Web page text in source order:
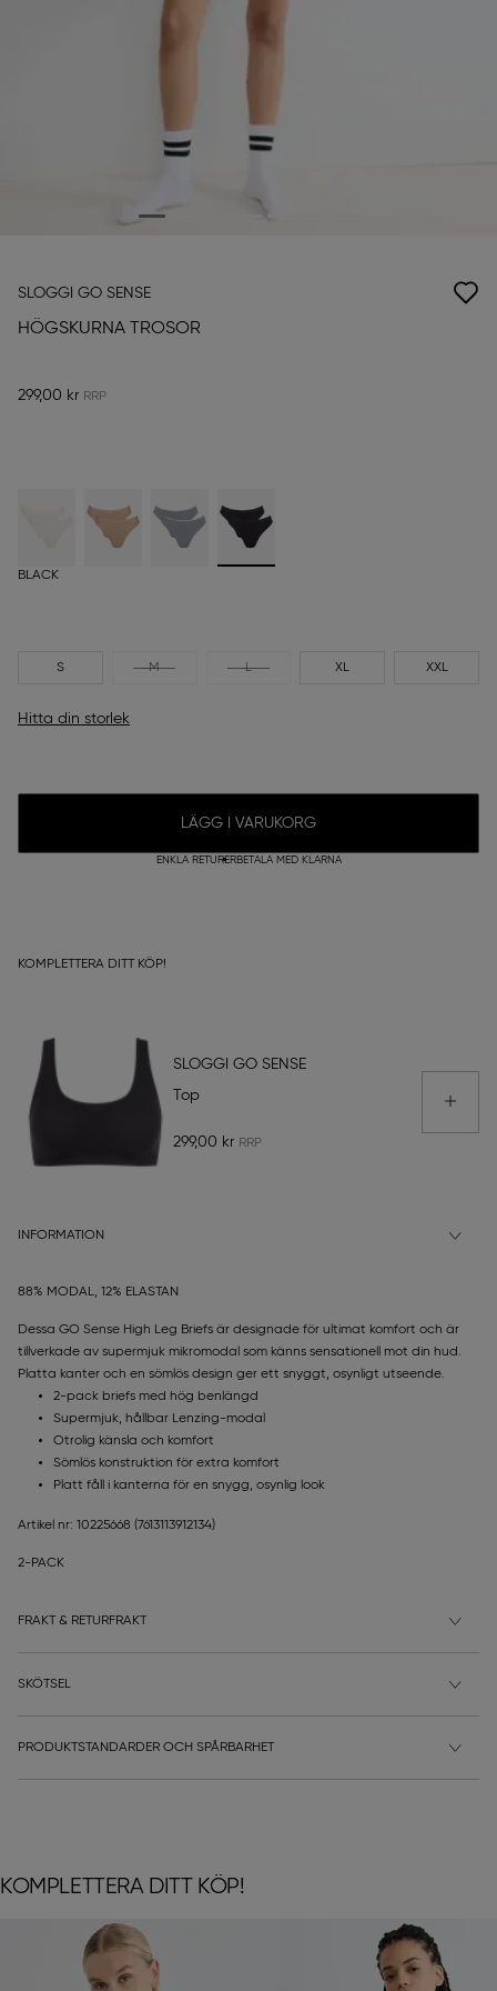
SLOGGI GO SENSE
HÖGSKURNA TROSOR
299,00 kr
BLACK
S M L XL XXL
Hitta din storlek
LÄGG I VARUKORG
ENKLA RETURERBETALA MED KLARNA
KOMPLETTERA DITT KÖP!
SLOGGI GO SENSE
Top
299,00 kr
INFORMATION
88% MODAL, 12% ELASTAN
Dessa GO Sense High Leg Briefs är designade för ultimat komfort och är
tillverkade av supermjuk mikromodal som känns sensationell mot din hud.
Platta kanter och en sömlös design ger ett snyggt, osynligt utseende.
2-pack briefs med hög benlängd
Supermjuk, hållbar Lenzing-modal
Otrolig känsla och komfort
Sömlös konstruktion för extra komfort
Platt fåll i kanterna för en snygg, osynlig look
Artikel nr: 10225668 (7613113912134)
2-PACK
FRAKT & RETURFRAKT
SKÖTSEL
PRODUKTSTANDARDER OCH SPÅRBARHET
KOMPLETTERA DITT KÖP!